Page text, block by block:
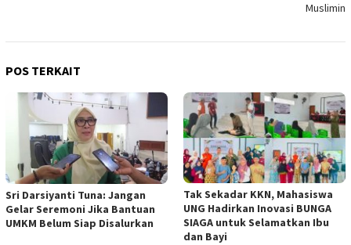
Muslimin
POS TERKAIT
Sri Darsiyanti Tuna: Jangan
Gelar Seremoni Jika Bantuan
UMKM Belum Siap Disalurkan
Tak Sekadar KKN, Mahasiswa
UNG Hadirkan Inovasi BUNGA
SIAGA untuk Selamatkan Ibu
dan Bayi